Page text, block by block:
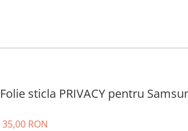
Folie sticla PRIVACY pentru
35,00 RON